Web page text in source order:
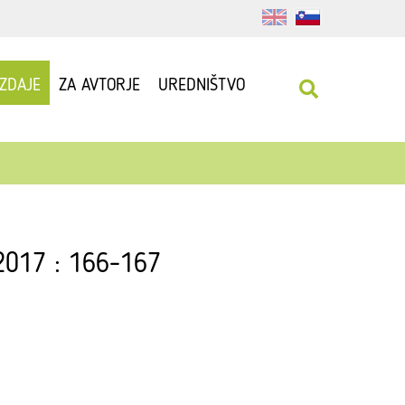
ZA AVTORJE UREDNIŠTVO
: 166-167